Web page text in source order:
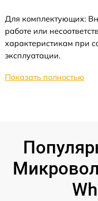
Для комплектующих:
работе или
характеристикам при
эксплуатации.
Показать полностью